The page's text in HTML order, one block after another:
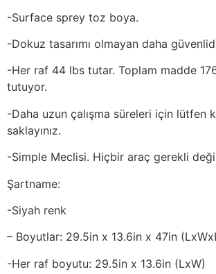
-Surface sprey toz boya.
-Dokuz tasarımı olmayan daha
-Her raf 44 lbs tutar. Toplam madde
tutuyor.
-Daha uzun çalışma süreleri için lütfen
saklayınız.
-Simple Meclisi. Hiçbir araç gerekli
Şartname:
-Siyah renk
– Boyutlar: 29.5in x 13.6in x 47in
-Her raf boyutu: 29.5in x 13.6in (LxW)